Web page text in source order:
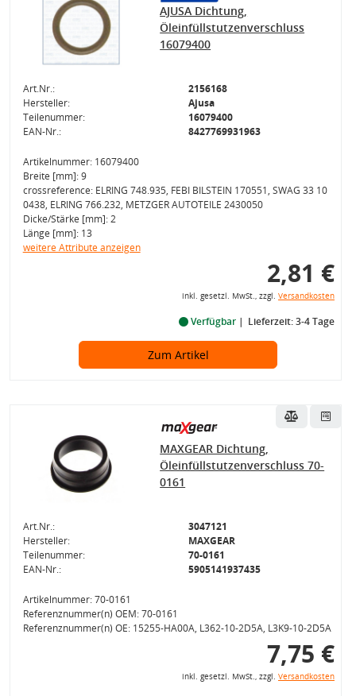
AJUSA Dichtung,
Öleinfüllstutzenverschluss
16079400
Art.Nr.:
2156168
Hersteller:
Ajusa
Teilenummer:
16079400
EAN-Nr.:
8427769931963
Artikelnummer: 16079400
Breite [mm]: 9
crossreference: ELRING 748.935, FEBI BILSTEIN 170551, SWAG 33 10
0438, ELRING 766.232, METZGER AUTOTEILE 2430050
Dicke/Stärke [mm]: 2
Länge [mm]: 13
weitere Attribute anzeigen
2,81 €
inkl. gesetzl. MwSt., zzgl. Versandkosten
Verfügbar Lieferzeit: 3-4 Tage
Zum Artikel
MAXGEAR Dichtung,
Öleinfüllstutzenverschluss 70-
0161
Art.Nr.:
3047121
Hersteller:
MAXGEAR
Teilenummer:
70-0161
EAN-Nr.:
5905141937435
Artikelnummer: 70-0161
Referenznummer(n) OEM: 70-0161
Referenznummer(n) OE: 15255-HA00A, L362-10-2D5A, L3K9-10-2D5A
7,75 €
inkl. gesetzl. MwSt., zzgl. Versandkosten